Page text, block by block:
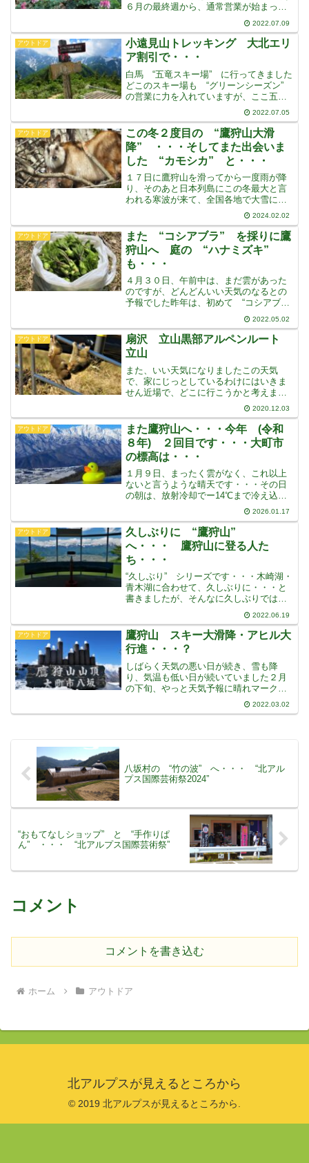
６月の最終週から、通常営業が始まって
おり、７月１５日まで “大北エリア” の
地元割引で、ゴンドラとリフト合わせた
料金が、500円になっています無料と割引
が大好きな私
2022.07.09
アウトドア
小遠見山トレッキング 大北エリ
ア割引で・・・
白馬 “五竜スキー場” に行ってきました
どこのスキー場も “グリーンシーズン”
の営業に力を入れていますが、ここ五竜
スキー場は “高山植物園” です６月の最
後の週から通常開園し、毎日ゴンドラリ
フトの運行が始まりましたそして地元
の、この “大
2022.07.05
アウトドア
この冬２度目の “鷹狩山大滑
降” ・・・そしてまた出会いま
した “カモシカ” と・・・
１７日に鷹狩山を滑ってから一度雨が降
り、そのあと日本列島にこの冬最大と言
われる寒波が来て、全国各地で大雪にな
りました大変なところもあったようです
が、この辺は期待していたのに15㎝くら
いしか降りませんでした30日、前日から
快晴で、鷹狩山に行っ
2024.02.02
アウトドア
また “コシアブラ” を採りに鷹
狩山へ 庭の “ハナミズキ”
も・・・
４月３０日、午前中は、まだ雲があった
のですが、どんどんいい天気のなるとの
予報でした昨年は、初めて “コシアブ
ラ” を採りに鷹狩山へ行ってから、５日
後にまた登って、たくさん採っています
今年も、２５日に採りに行ってから５日
たち、天気も良くなった
2022.05.02
アウトドア
扇沢 立山黒部アルペンルート
立山
また、いい天気になりましたこの天気
で、家にじっとしているわけにはいきま
せん近場で、どこに行こうかと考えまし
たそうだ “扇沢” に行ってみよう・・・
別に何があるわけでもありません扇沢駅
があるだけです扇沢は “立山黒部アルペ
ンルート” の大町側
2020.12.03
アウトドア
また鷹狩山へ・・・今年 (令和
８年) ２回目です・・・大町市
の標高は・・・
１月９日、まったく雲がなく、これ以上
ないと言うような晴天です・・・その日
の朝は、放射冷却でー14℃まで冷え込ん
だということです・・・次の日からの３
連休、天気は崩れるという予報でした４
日に鷹狩山へ登ったのですが、その日は
晴れていい天気なのです
2026.01.17
アウトドア
久しぶりに “鷹狩山”
へ・・・ 鷹狩山に登る人た
ち・・・
“久しぶり” シリーズです・・・木崎湖・
青木湖に合わせて、久しぶりに・・・と
書きましたが、そんなに久しぶりではあ
りませんでも “コシアブラ” を採りに行
ってからなので、久しぶりなのか
な・・・“コシアブラ” や “タラの芽”
などの山菜がまだ
2022.06.19
アウトドア
鷹狩山 スキー大滑降・アヒル大
行進・・・？
しばらく天気の悪い日が続き、雪も降
り、気温も低い日が続いていました２月
の下旬、やっと天気予報に晴れマークが
出てきて、気温も上がり少しづつ春らし
くなってくる・・・という予報になりま
2022.03.02
八坂村の “竹の波” へ・・・ “北アル
プス国際芸術祭2024”
“おもてなしショップ” と “手作りぱ
ん” ・・・ “北アルプス国際芸術祭”
コメント
コメントを書き込む
ホーム アウトドア
北アルプスが見えるところから
© 2019 北アルプスが見えるところから.